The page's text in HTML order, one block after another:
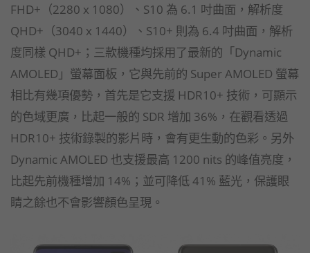
FHD+（2280 x 1080）、S10 為 6.1 吋曲面，解析度
QHD+（3040 x 1440）、S10+ 則為 6.4 吋曲面，解析
度同樣 QHD+；三款機種均採用了最新的「Dynamic
AMOLED」螢幕面板，它與先前的 Super AMOLED 螢幕
相比有幾項優勢，首先是它支援 HDR10+ 技術，可顯示
的色域更廣，比起一般的 SDR 增加 36%，在觀看透過
HDR10+ 技術錄製的影片時，會有更生動的色彩。另外
Dynamic AMOLED 也支援最高 1200 nits 的峰值亮度，
比起先前機種增加 14%；並可降低 41% 藍光，保護眼
睛之餘也不會影響顏色呈現。